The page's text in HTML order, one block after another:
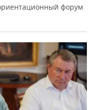
форум